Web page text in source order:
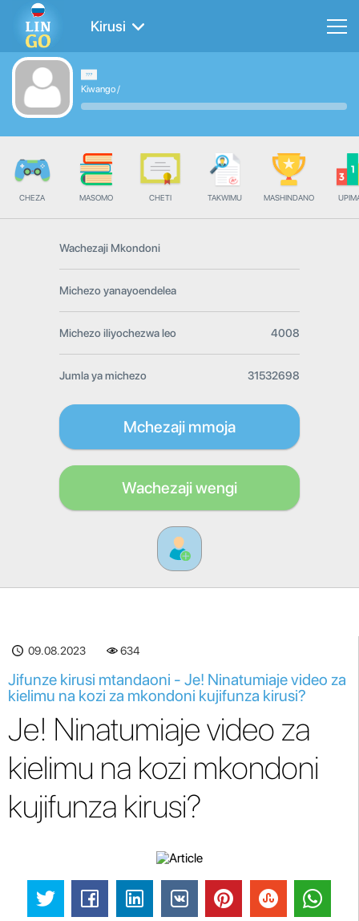
Kirusi
Kiwango/
CHEZA MASOMO CHETI TAKWIMU MASHINDANO
Wachezaji Mkondoni
Michezo yanayoendelea
Michezo iliyochezwa leo 4008
Jumla ya michezo 31532698
Mchezaji mmoja
Wachezaji wengi
09.08.2023 634
Jifunze kirusi mtandaoni - Je! Ninatumiaje video za
kielimu na kozi za mkondoni kujifunza kirusi?
Je! Ninatumiaje video za
kielimu na kozi mkondoni
kujifunza kirusi?